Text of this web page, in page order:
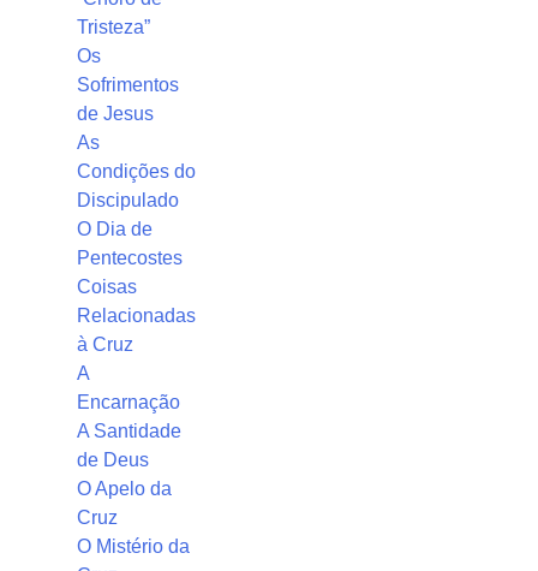
Tristeza”
Os
Sofrimentos
de Jesus
As
Condições do
Discipulado
O Dia de
Pentecostes
Coisas
Relacionadas
à Cruz
A
Encarnação
A Santidade
de Deus
O Apelo da
Cruz
O Mistério da